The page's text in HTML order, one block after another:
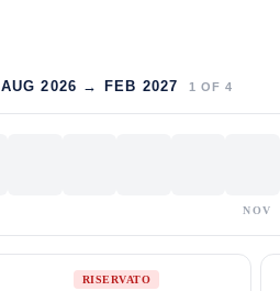
AUG 2026 → FEB 2027 1 OF 4
NOV
RISERVATO